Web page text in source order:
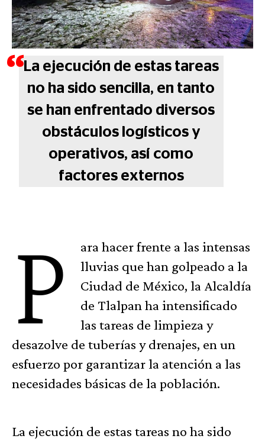
La ejecución de estas tareas
no ha sido sencilla, en tanto
se han enfrentado diversos
obstáculos logísticos y
operativos, así como
factores externos
P
ara hacer frente a las intensas
lluvias que han golpeado a la
Ciudad de México, la Alcaldía
de Tlalpan ha intensificado
las tareas de limpieza y
desazolve de tuberías y drenajes, en un
esfuerzo por garantizar la atención a las
necesidades básicas de la población.
La ejecución de estas tareas no ha sido